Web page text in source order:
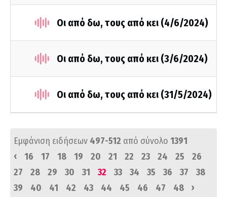
Οι από δω, τους από κει (4/6/2024)
Οι από δω, τους από κει (3/6/2024)
Οι από δω, τους από κει (31/5/2024)
Εμφάνιση ειδήσεων 497-512 από σύνολο 1391
‹
16 17 18 19 20 21 22 23 24 25
26
27
28 29 30 31 32 33 34 35 36 37
38
39
40 41 42 43 44 45 46 47 48 ›